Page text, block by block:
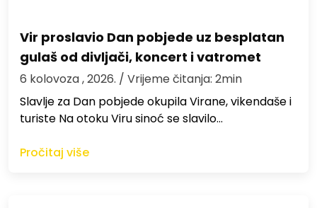
Vir proslavio Dan pobjede uz besplatan
gulaš od divljači, koncert i vatromet
6 kolovoza , 2026. / Vrijeme čitanja: 2min
Slavlje za Dan pobjede okupila Virane, vikendaše i
turiste Na otoku Viru sinoć se slavilo…
Pročitaj više